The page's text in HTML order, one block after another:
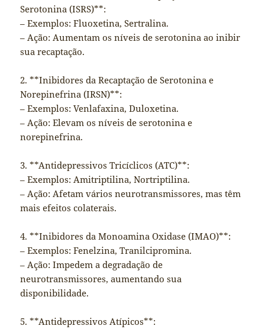
Serotonina (ISRS)**:
– Exemplos: Fluoxetina, Sertralina.
– Ação: Aumentam os níveis de serotonina ao inibir
sua recaptação.
2. **Inibidores da Recaptação de Serotonina e
Norepinefrina (IRSN)**:
– Exemplos: Venlafaxina, Duloxetina.
– Ação: Elevam os níveis de serotonina e
norepinefrina.
3. **Antidepressivos Tricíclicos (ATC)**:
– Exemplos: Amitriptilina, Nortriptilina.
– Ação: Afetam vários neurotransmissores, mas têm
mais efeitos colaterais.
4. **Inibidores da Monoamina Oxidase (IMAO)**:
– Exemplos: Fenelzina, Tranilcipromina.
– Ação: Impedem a degradação de
neurotransmissores, aumentando sua
disponibilidade.
5. **Antidepressivos Atípicos**: